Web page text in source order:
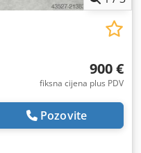
900 €
fiksna cijena plus PDV
Pozovite